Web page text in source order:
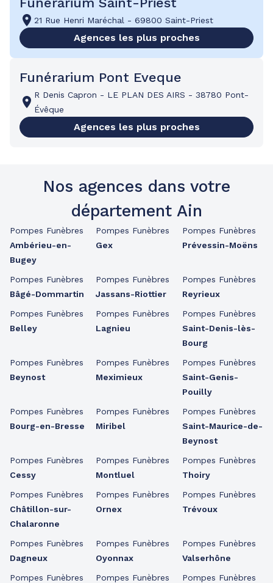
21 Rue Henri Maréchal - 69800 Saint-Priest
Agences les plus proches
Funérarium Pont Eveque
R Denis Capron - LE PLAN DES AIRS - 38780 Pont-
Évêque
Agences les plus proches
Nos agences dans votre
département Ain
Pompes Funèbres
Ambérieu-en-
Bugey
Pompes Funèbres
Bâgé-Dommartin
Pompes Funèbres
Belley
Pompes Funèbres
Beynost
Pompes Funèbres
Bourg-en-Bresse
Pompes Funèbres
Cessy
Pompes Funèbres
Châtillon-sur-
Chalaronne
Pompes Funèbres
Dagneux
Pompes Funèbres
Pompes Funèbres
Gex
Pompes Funèbres
Jassans-Riottier
Pompes Funèbres
Lagnieu
Pompes Funèbres
Meximieux
Pompes Funèbres
Miribel
Pompes Funèbres
Montluel
Pompes Funèbres
Ornex
Pompes Funèbres
Oyonnax
Pompes Funèbres
Pompes Funèbres
Prévessin-Moëns
Pompes Funèbres
Reyrieux
Pompes Funèbres
Saint-Denis-lès-
Bourg
Pompes Funèbres
Saint-Genis-
Pouilly
Pompes Funèbres
Saint-Maurice-de-
Beynost
Pompes Funèbres
Thoiry
Pompes Funèbres
Trévoux
Pompes Funèbres
Valserhône
Pompes Funèbres